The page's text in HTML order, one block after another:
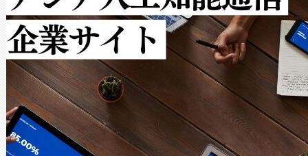
ルの変電所周囲を監視でき、
作業と点群処理を簡素化でき
Avia 2は、2種類のFOVオプシ
× 80°のノーマルモード、長
ードを切り替えて使用するこ